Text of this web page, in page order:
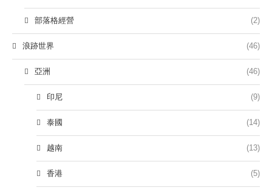
部落格經營 (2)
浪跡世界 (46)
亞洲 (46)
印尼 (9)
泰國 (14)
越南 (13)
香港 (5)